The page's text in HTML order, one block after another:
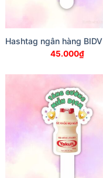
Hashtag ngân hàng BIDV
45.000₫